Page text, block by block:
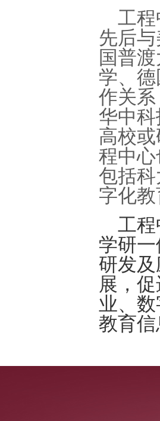
工
先后
国普
学、
作关
华中
高校
程中
包括
字化
工
学研
研发
展，
业、
教育